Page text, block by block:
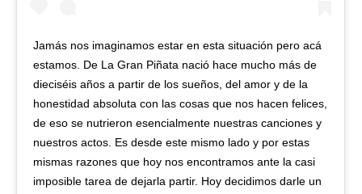
Jamás nos imaginamos estar en esta situación pero acá
estamos. De La Gran Piñata nació hace mucho más de
dieciséis años a partir de los sueños, del amor y de la
honestidad absoluta con las cosas que nos hacen felices,
de eso se nutrieron esencialmente nuestras canciones y
nuestros actos. Es desde este mismo lado y por estas
mismas razones que hoy nos encontramos ante la casi
imposible tarea de dejarla partir. Hoy decidimos darle un